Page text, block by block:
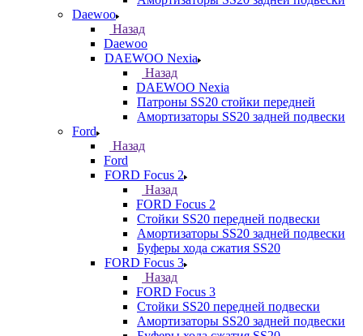
Daewoo
Назад
Daewoo
DAEWOO Nexia
Назад
DAEWOO Nexia
Патроны SS20 стойки передней
Амортизаторы SS20 задней подвески
Ford
Назад
Ford
FORD Focus 2
Назад
FORD Focus 2
Стойки SS20 передней подвески
Амортизаторы SS20 задней подвески
Буферы хода сжатия SS20
FORD Focus 3
Назад
FORD Focus 3
Стойки SS20 передней подвески
Амортизаторы SS20 задней подвески